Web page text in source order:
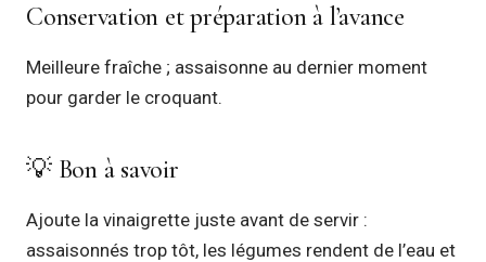
Conservation et préparation à l’avance
Meilleure fraîche ; assaisonne au dernier moment
pour garder le croquant.
💡 Bon à savoir
Ajoute la vinaigrette juste avant de servir :
assaisonnés trop tôt, les légumes rendent de l’eau et